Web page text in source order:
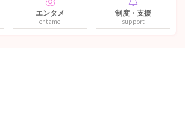
エンタメ
entame
制度・支援
support